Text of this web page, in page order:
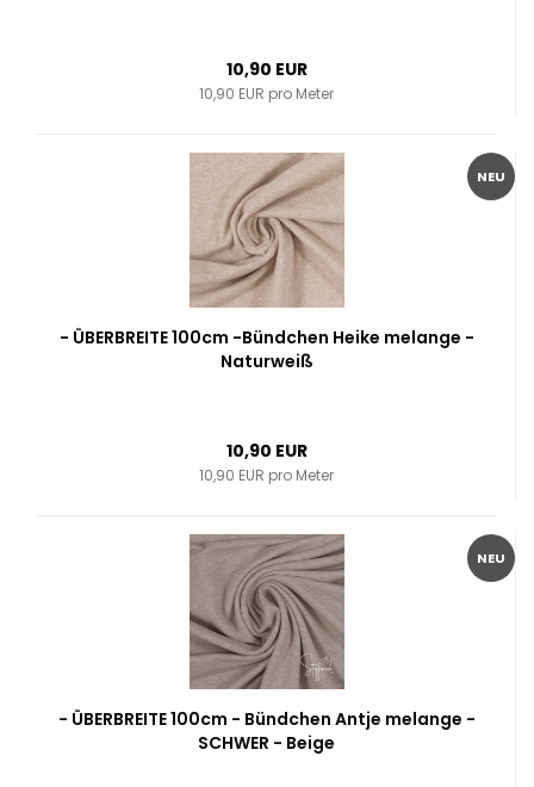
10,90 EUR
10,90 EUR pro Meter
NEU
- ÜBERBREITE 100cm -Bündchen Heike melange -
Naturweiß
10,90 EUR
10,90 EUR pro Meter
NEU
- ÜBERBREITE 100cm - Bündchen Antje melange -
SCHWER - Beige